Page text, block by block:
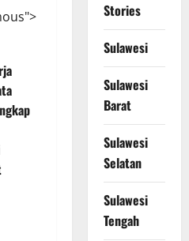
Stories
Sulawesi
Sulawesi
Barat
Sulawesi
Selatan
Sulawesi
Tengah